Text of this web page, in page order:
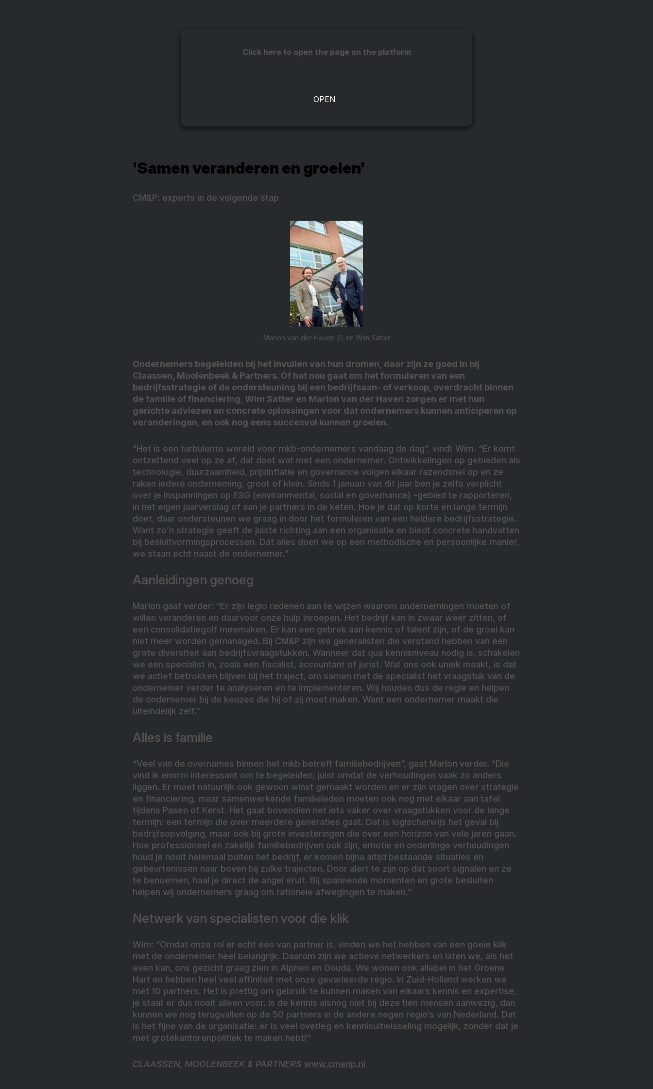
Click here to open the page on the platform
'Samen veranderen en groeien'
CM&P: experts in de volgende stap
Marlon van der Haven (l) en Wim Satter
Ondernemers begeleiden bij het invullen van hun dromen, daar zijn ze goed in bij
Claassen, Moolenbeek & Partners. Of het nou gaat om het formuleren van een
bedrijfsstrategie of de ondersteuning bij een bedrijfsaan- of verkoop, overdracht binnen
de familie of financiering, Wim Satter en Marlon van der Haven zorgen er met hun
gerichte adviezen en concrete oplossingen voor dat ondernemers kunnen anticiperen op
veranderingen, en ook nog eens succesvol kunnen groeien.
“Het is een turbulente wereld voor mkb-ondernemers vandaag de dag”, vindt Wim. “Er komt
ontzettend veel op ze af, dat doet wat met een ondernemer. Ontwikkelingen op gebieden als
technologie, duurzaamheid, prijsinflatie en governance volgen elkaar razendsnel op en ze
raken iedere onderneming, groot of klein. Sinds 1 januari van dit jaar ben je zelfs verplicht
over je inspanningen op ESG (environmental, social en governance) -gebied te rapporteren,
in het eigen jaarverslag of aan je partners in de keten. Hoe je dat op korte en lange termijn
doet, daar ondersteunen we graag in door het formuleren van een heldere bedrijfsstrategie.
Want zo’n strategie geeft de juiste richting aan een organisatie en biedt concrete handvatten
bij besluitvormingsprocessen. Dat alles doen we op een methodische en persoonlijke manier,
we staan echt naast de ondernemer.”
Aanleidingen genoeg
Marlon gaat verder: “Er zijn legio redenen aan te wijzen waarom ondernemingen moeten of
willen veranderen en daarvoor onze hulp inroepen. Het bedrijf kan in zwaar weer zitten, of
een consolidatiegolf meemaken. Er kan een gebrek aan kennis of talent zijn, of de groei kan
niet meer worden gemanaged. Bij CM&P zijn we generalisten die verstand hebben van een
grote diversiteit aan bedrijfsvraagstukken. Wanneer dat qua kennisniveau nodig is, schakelen
we een specialist in, zoals een fiscalist, accountant of jurist. Wat ons ook uniek maakt, is dat
we actief betrokken blijven bij het traject, om samen met de specialist het vraagstuk van de
ondernemer verder te analyseren en te implementeren. Wij houden dus de regie en helpen
de ondernemer bij de keuzes die hij of zij moet maken. Want een ondernemer maakt die
uiteindelijk zelf.”
Alles is familie
“Veel van de overnames binnen het mkb betreft familiebedrijven”, gaat Marlon verder. “Die
vind ik enorm interessant om te begeleiden, juist omdat de verhoudingen vaak zo anders
liggen. Er moet natuurlijk ook gewoon winst gemaakt worden en er zijn vragen over strategie
en financiering, maar samenwerkende familieleden moeten ook nog met elkaar aan tafel
tijdens Pasen of Kerst. Het gaat bovendien net iets vaker over vraagstukken voor de lange
termijn: een termijn die over meerdere generaties gaat. Dat is logischerwijs het geval bij
bedrijfsopvolging, maar ook bij grote investeringen die over een horizon van vele jaren gaan.
Hoe professioneel en zakelijk familiebedrijven ook zijn, emotie en onderlinge verhoudingen
houd je nooit helemaal buiten het bedrijf, er komen bijna altijd bestaande situaties en
gebeurtenissen naar boven bij zulke trajecten. Door alert te zijn op dat soort signalen en ze
te benoemen, haal je direct de angel eruit. Bij spannende momenten en grote besluiten
helpen wij ondernemers graag om rationele afwegingen te maken.”
Netwerk van specialisten voor die klik
Wim: “Omdat onze rol er echt één van partner is, vinden we het hebben van een goeie klik
met de ondernemer heel belangrijk. Daarom zijn we actieve netwerkers en laten we, als het
even kan, ons gezicht graag zien in Alphen en Gouda. We wonen ook allebei in het Groene
Hart en hebben heel veel affiniteit met onze gevarieerde regio. In Zuid-Holland werken we
met 10 partners. Het is prettig om gebruik te kunnen maken van elkaars kennis en expertise,
je staat er dus nooit alleen voor. Is de kennis alsnog niet bij deze tien mensen aanwezig, dan
kunnen we nog terugvallen op de 50 partners in de andere negen regio’s van Nederland. Dat
is het fijne van de organisatie: er is veel overleg en kennisuitwisseling mogelijk, zonder dat je
met grotekantorenpolitiek te maken hebt!”
CLAASSEN, MOOLENBEEK & PARTNERS www.cmenp.nl